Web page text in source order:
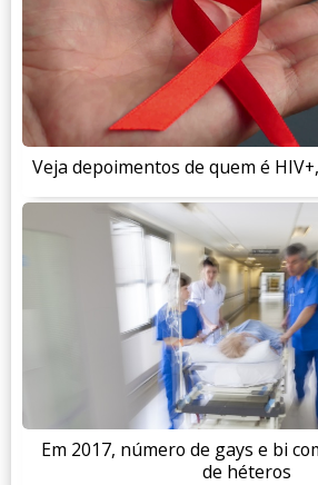
Veja depoimentos de quem é
Em 2017, número de gays e bi
de héteros